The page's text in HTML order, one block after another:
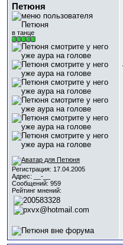
Петюня
в танце
Регистрация: 17.04.2005
Адрес: __-__
Сообщений: 959
Рейтинг мнений: